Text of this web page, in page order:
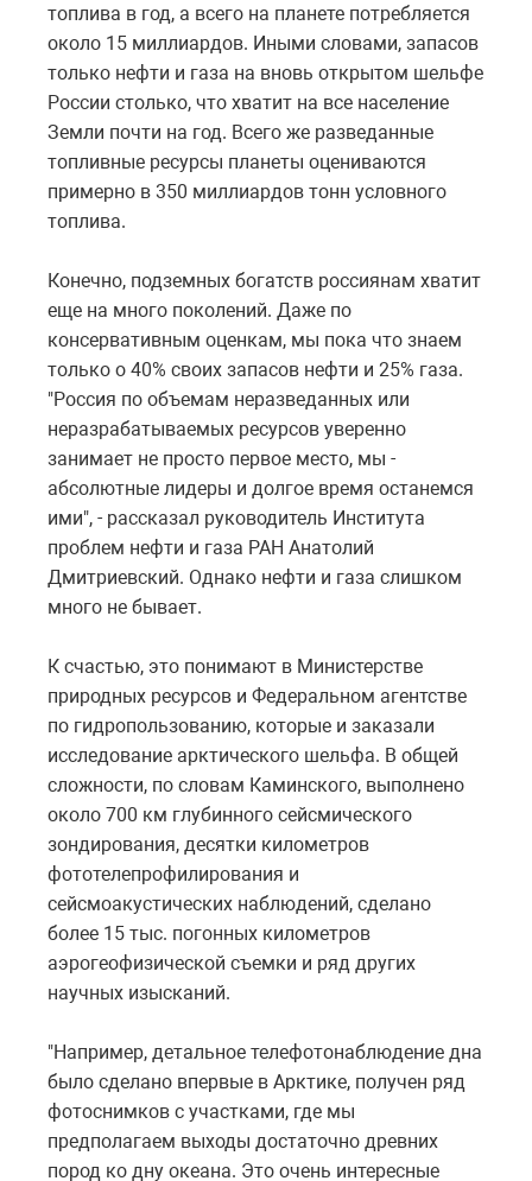
топлива в год, а всего на планете потребляется
около 15 миллиардов. Иными словами, запасов
только нефти и газа на вновь открытом шельфе
России столько, что хватит на все население
Земли почти на год. Всего же разведанные
топливные ресурсы планеты оцениваются
примерно в 350 миллиардов тонн условного
топлива.
Конечно, подземных богатств россиянам хватит
еще на много поколений. Даже по
консервативным оценкам, мы пока что знаем
только о 40% своих запасов нефти и 25% газа.
"Россия по объемам неразведанных или
неразрабатываемых ресурсов уверенно
занимает не просто первое место, мы -
абсолютные лидеры и долгое время останемся
ими", - рассказал руководитель Института
проблем нефти и газа РАН Анатолий
Дмитриевский. Однако нефти и газа слишком
много не бывает.
К счастью, это понимают в Министерстве
природных ресурсов и Федеральном агентстве
по гидропользованию, которые и заказали
исследование арктического шельфа. В общей
сложности, по словам Каминского, выполнено
около 700 км глубинного сейсмического
зондирования, десятки километров
фототелепрофилирования и
сейсмоакустических наблюдений, сделано
более 15 тыс. погонных километров
аэрогеофизической съемки и ряд других
научных изысканий.
"Например, детальное телефотонаблюдение дна
было сделано впервые в Арктике, получен ряд
фотоснимков с участками, где мы
предполагаем выходы достаточно древних
пород ко дну океана. Это очень интересные